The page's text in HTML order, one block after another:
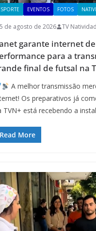
EVENTOS FOTOS
5 de agosto de 2026 TV
garante internet
para a
final de futsal na
A melhor transmissão
Os preparativos já
TVN+ está recebendo a
Read More